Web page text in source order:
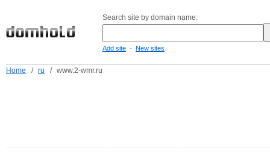
Search site by domain name:
Add site - New sites
Home / ru / www.2-wmr.ru